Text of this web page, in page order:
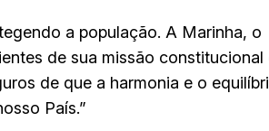
a população. A Marinha, o
de sua missão constitucional
de que a harmonia e o
País.”